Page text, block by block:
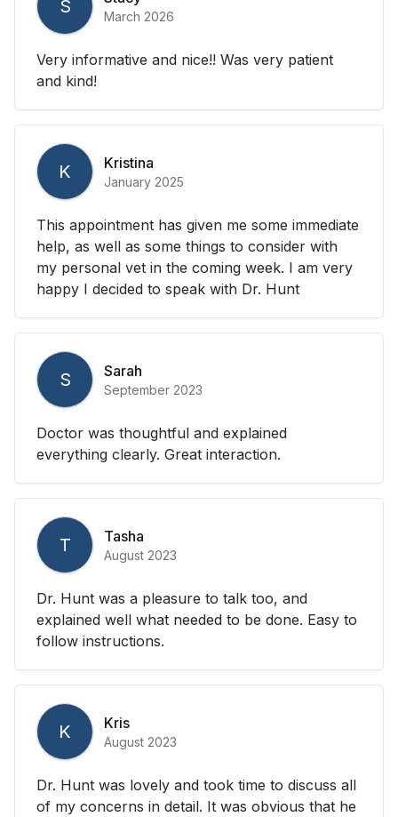
S March 2026
Very informative and nice!! Was very patient
and kind!
K Kristina
January 2025
This appointment has given me some immediate
help, as well as some things to consider with
my personal vet in the coming week. I am very
happy I decided to speak with Dr. Hunt
S Sarah
September 2023
Doctor was thoughtful and explained
everything clearly. Great interaction.
T Tasha
August 2023
Dr. Hunt was a pleasure to talk too, and
explained well what needed to be done. Easy to
follow instructions.
K Kris
August 2023
Dr. Hunt was lovely and took time to discuss all
of my concerns in detail. It was obvious that he